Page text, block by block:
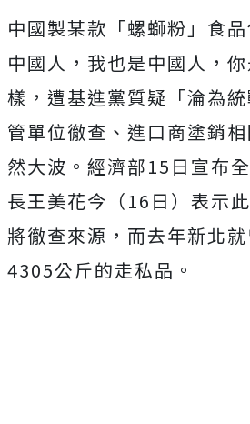
中國製某款「螺螄粉」食
中國人，我也是中國人，
樣，遭基進黨質疑「淪為
管單位徹查、進口商塗銷
然大波。經濟部15日宣布
長王美花今（16日）表示
將徹查來源，而去年新北
4305公斤的走私品。